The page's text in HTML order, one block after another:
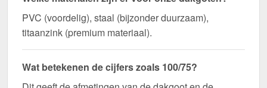
PVC (voordelig), staal (bijzonder duurzaam),
titaanzink (premium materiaal).
Wat betekenen de cijfers zoals 100/75?